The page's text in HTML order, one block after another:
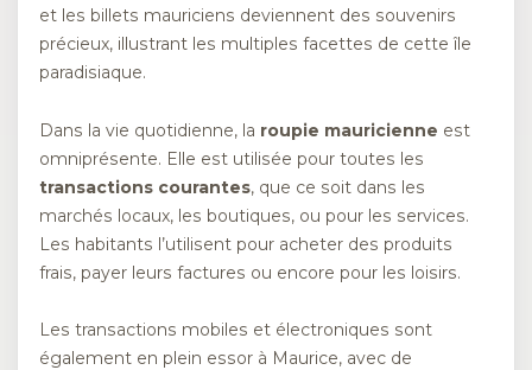
et les billets mauriciens deviennent des souvenirs
précieux, illustrant les multiples facettes de cette île
paradisiaque.
Dans la vie quotidienne, la roupie mauricienne est
omniprésente. Elle est utilisée pour toutes les
transactions courantes, que ce soit dans les
marchés locaux, les boutiques, ou pour les services.
Les habitants l’utilisent pour acheter des produits
frais, payer leurs factures ou encore pour les loisirs.
Les transactions mobiles et électroniques sont
également en plein essor à Maurice, avec de